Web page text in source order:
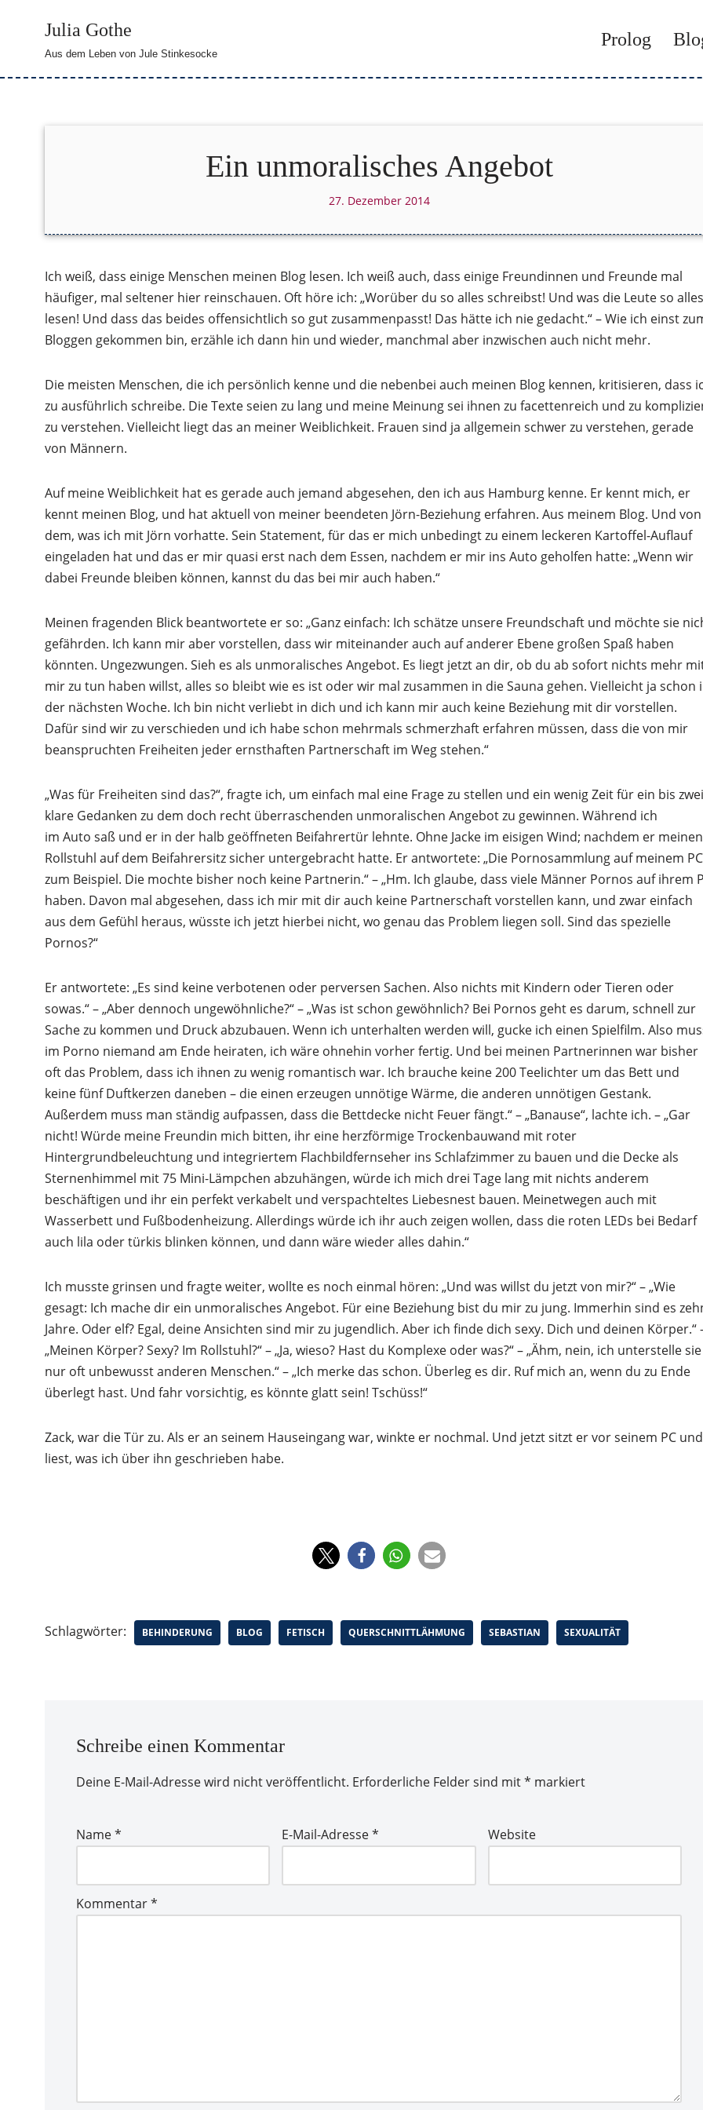
Julia Gothe
Aus dem Leben von Jule Stinkesocke
Prolog
Ein unmoralisches Angebot
27. Dezember 2014
Ich weiß, dass einige Menschen meinen Blog lesen. Ich weiß auch, dass einige Freundinnen und Freunde mal
häufiger, mal seltener hier reinschauen. Oft höre ich: „Worüber du so alles schreibst! Und was die Leute so alles
lesen! Und dass das beides offensichtlich so gut zusammenpasst! Das hätte ich nie gedacht.“ – Wie ich einst
Bloggen gekommen bin, erzähle ich dann hin und wieder, manchmal aber inzwischen auch nicht mehr.
Die meisten Menschen, die ich persönlich kenne und die nebenbei auch meinen Blog kennen, kritisieren, dass
zu ausführlich schreibe. Die Texte seien zu lang und meine Meinung sei ihnen zu facettenreich und zu
zu verstehen. Vielleicht liegt das an meiner Weiblichkeit. Frauen sind ja allgemein schwer zu verstehen, gerade
von Männern.
Auf meine Weiblichkeit hat es gerade auch jemand abgesehen, den ich aus Hamburg kenne. Er kennt mich, er
kennt meinen Blog, und hat aktuell von meiner beendeten Jörn-Beziehung erfahren. Aus meinem Blog. Und von
dem, was ich mit Jörn vorhatte. Sein Statement, für das er mich unbedingt zu einem leckeren Kartoffel-Auflauf
eingeladen hat und das er mir quasi erst nach dem Essen, nachdem er mir ins Auto geholfen hatte: „Wenn wir
dabei Freunde bleiben können, kannst du das bei mir auch haben.“
Meinen fragenden Blick beantwortete er so: „Ganz einfach: Ich schätze unsere Freundschaft und möchte sie
gefährden. Ich kann mir aber vorstellen, dass wir miteinander auch auf anderer Ebene großen Spaß haben
könnten. Ungezwungen. Sieh es als unmoralisches Angebot. Es liegt jetzt an dir, ob du ab sofort nichts mehr
mir zu tun haben willst, alles so bleibt wie es ist oder wir mal zusammen in die Sauna gehen. Vielleicht ja schon
der nächsten Woche. Ich bin nicht verliebt in dich und ich kann mir auch keine Beziehung mit dir vorstellen.
Dafür sind wir zu verschieden und ich habe schon mehrmals schmerzhaft erfahren müssen, dass die von mir
beanspruchten Freiheiten jeder ernsthaften Partnerschaft im Weg stehen.“
„Was für Freiheiten sind das?“, fragte ich, um einfach mal eine Frage zu stellen und ein wenig Zeit für ein bis zwei
klare Gedanken zu dem doch recht überraschenden unmoralischen Angebot zu gewinnen. Während ich
im Auto saß und er in der halb geöffneten Beifahrertür lehnte. Ohne Jacke im eisigen Wind; nachdem er meinen
Rollstuhl auf dem Beifahrersitz sicher untergebracht hatte. Er antwortete: „Die Pornosammlung auf meinem PC
zum Beispiel. Die mochte bisher noch keine Partnerin.“ – „Hm. Ich glaube, dass viele Männer Pornos auf ihrem
haben. Davon mal abgesehen, dass ich mir mit dir auch keine Partnerschaft vorstellen kann, und zwar einfach
aus dem Gefühl heraus, wüsste ich jetzt hierbei nicht, wo genau das Problem liegen soll. Sind das spezielle
Pornos?“
Er antwortete: „Es sind keine verbotenen oder perversen Sachen. Also nichts mit Kindern oder Tieren oder
sowas.“ – „Aber dennoch ungewöhnliche?“ – „Was ist schon gewöhnlich? Bei Pornos geht es darum, schnell zur
Sache zu kommen und Druck abzubauen. Wenn ich unterhalten werden will, gucke ich einen Spielfilm. Also
im Porno niemand am Ende heiraten, ich wäre ohnehin vorher fertig. Und bei meinen Partnerinnen war bisher
oft das Problem, dass ich ihnen zu wenig romantisch war. Ich brauche keine 200 Teelichter um das Bett und
keine fünf Duftkerzen daneben – die einen erzeugen unnötige Wärme, die anderen unnötigen Gestank.
Außerdem muss man ständig aufpassen, dass die Bettdecke nicht Feuer fängt.“ – „Banause“, lachte ich. – „Gar
nicht! Würde meine Freundin mich bitten, ihr eine herzförmige Trockenbauwand mit roter
Hintergrundbeleuchtung und integriertem Flachbildfernseher ins Schlafzimmer zu bauen und die Decke als
Sternenhimmel mit 75 Mini-Lämpchen abzuhängen, würde ich mich drei Tage lang mit nichts anderem
beschäftigen und ihr ein perfekt verkabelt und verspachteltes Liebesnest bauen. Meinetwegen auch mit
Wasserbett und Fußbodenheizung. Allerdings würde ich ihr auch zeigen wollen, dass die roten LEDs bei Bedarf
auch lila oder türkis blinken können, und dann wäre wieder alles dahin.“
Ich musste grinsen und fragte weiter, wollte es noch einmal hören: „Und was willst du jetzt von mir?“ – „Wie
gesagt: Ich mache dir ein unmoralisches Angebot. Für eine Beziehung bist du mir zu jung. Immerhin sind es
Jahre. Oder elf? Egal, deine Ansichten sind mir zu jugendlich. Aber ich finde dich sexy. Dich und deinen Körper.“
„Meinen Körper? Sexy? Im Rollstuhl?“ – „Ja, wieso? Hast du Komplexe oder was?“ – „Ähm, nein, ich unterstelle sie
nur oft unbewusst anderen Menschen.“ – „Ich merke das schon. Überleg es dir. Ruf mich an, wenn du zu Ende
überlegt hast. Und fahr vorsichtig, es könnte glatt sein! Tschüss!“
Zack, war die Tür zu. Als er an seinem Hauseingang war, winkte er nochmal. Und jetzt sitzt er vor seinem PC und
liest, was ich über ihn geschrieben habe.
Schlagwörter: BEHINDERUNG BLOG FETISCH QUERSCHNITTLÄHMUNG SEBASTIAN SEXUALITÄT
Schreibe einen Kommentar
Deine E-Mail-Adresse wird nicht veröffentlicht. Erforderliche Felder sind mit* markiert
Name* E-Mail-Adresse* Website
Kommentar*